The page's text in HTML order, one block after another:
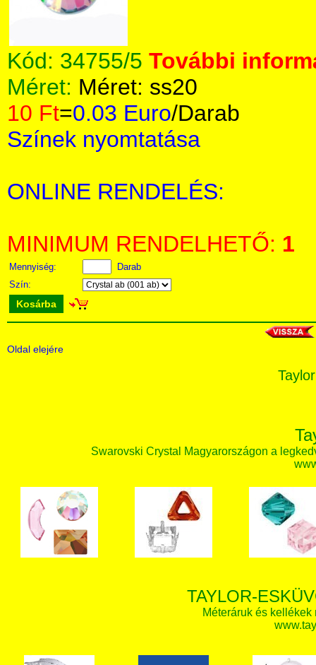
Kód: 34755/5 További
Méret: Méret: ss20
10 Ft=0.03 Euro/Darab
Színek nyomtatása
ONLINE RENDELÉS:
MINIMUM RENDELHETŐ: 1
Mennyiség:
Darab
Szín:
Kosárba
Oldal elejére
Swarovski Crystal Magyarországon a
TAYLOR-
Méteráruk és